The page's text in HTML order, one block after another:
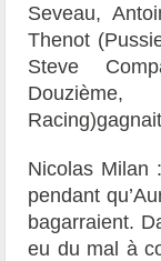
Seveau,
Thenot
Steve
Nicolas Milan
pendant
bagarraient.
eu du mal à